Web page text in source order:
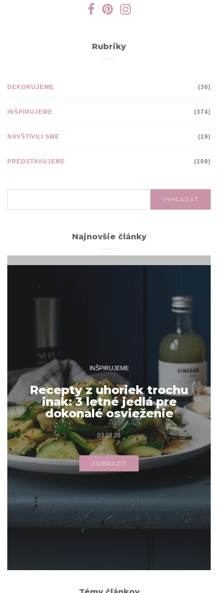
Rubriky
DEKORUJEME (30)
INŠPIRUJEME (374)
NAVŠTÍVILI SME (19)
PREDSTAVUJEME (109)
VYHĽADAŤ
Najnovšie články
INŠPIRUJEME
Recepty z uhoriek trochu
inak: 3 letné jedlá pre
dokonalé osvieženie
03.08.26
ZOBRAZIŤ
Archív